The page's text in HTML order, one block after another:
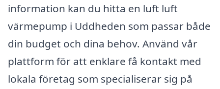
information kan du hitta en luft luft
värmepump i Uddheden som passar både
din budget och dina behov. Använd vår
plattform för att enklare få kontakt med
lokala företag som specialiserar sig på